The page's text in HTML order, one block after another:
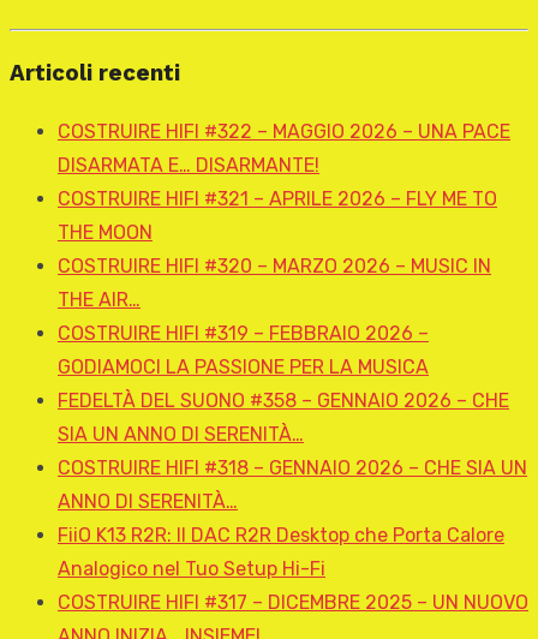
Articoli recenti
COSTRUIRE HIFI #322 – MAGGIO 2026 – UNA PACE
DISARMATA E… DISARMANTE!
COSTRUIRE HIFI #321 – APRILE 2026 – FLY ME TO
THE MOON
COSTRUIRE HIFI #320 – MARZO 2026 – MUSIC IN
THE AIR…
COSTRUIRE HIFI #319 – FEBBRAIO 2026 –
GODIAMOCI LA PASSIONE PER LA MUSICA
FEDELTÀ DEL SUONO #358 – GENNAIO 2026 – CHE
SIA UN ANNO DI SERENITÀ…
COSTRUIRE HIFI #318 – GENNAIO 2026 – CHE SIA UN
ANNO DI SERENITÀ…
FiiO K13 R2R: Il DAC R2R Desktop che Porta Calore
Analogico nel Tuo Setup Hi-Fi
COSTRUIRE HIFI #317 – DICEMBRE 2025 – UN NUOVO